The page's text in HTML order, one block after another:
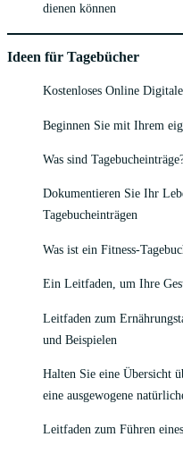
dienen können
Ideen für Tagebücher
Kostenloses Online
Beginnen Sie mit Ihrem
Was sind
Dokumentieren Sie Ihr
Tagebucheinträgen
Was ist ein Fitness-
Ein Leitfaden, um Ihre
Leitfaden zum
und Beispielen
Halten Sie eine Übersicht
eine ausgewogene
Leitfaden zum Führen